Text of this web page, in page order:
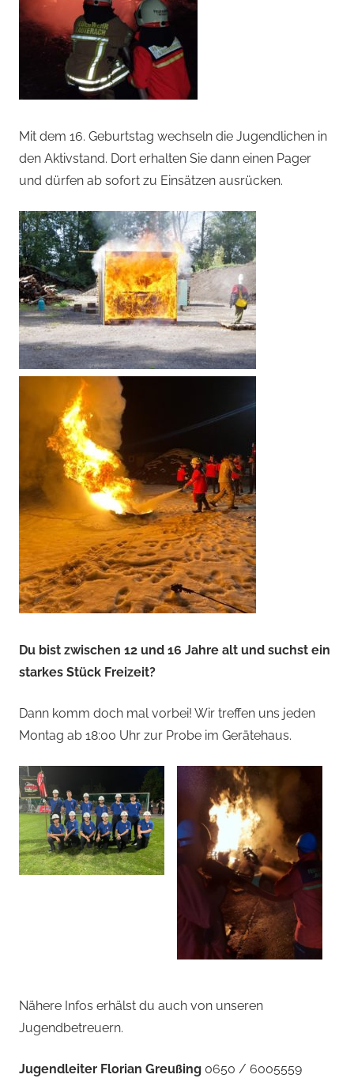
Mit dem 16. Geburtstag wechseln die Jugendlichen in
den Aktivstand. Dort erhalten Sie dann einen Pager
und dürfen ab sofort zu Einsätzen ausrücken.
Du bist zwischen 12 und 16 Jahre alt und suchst ein
starkes Stück Freizeit?
Dann komm doch mal vorbei! Wir treffen uns jeden
Montag ab 18:00 Uhr zur Probe im Gerätehaus.
Nähere Infos erhälst du auch von unseren
Jugendbetreuern.
Jugendleiter Florian Greußing 0650 / 6005559